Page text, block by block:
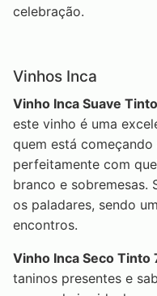
celebração.
Vinhos Inca
Vinho Inca Suave
este vinho é uma
quem está
perfeitamente com
branco e sobremesas.
os paladares, sendo
encontros.
Vinho Inca Seco Tinto
taninos presentes e